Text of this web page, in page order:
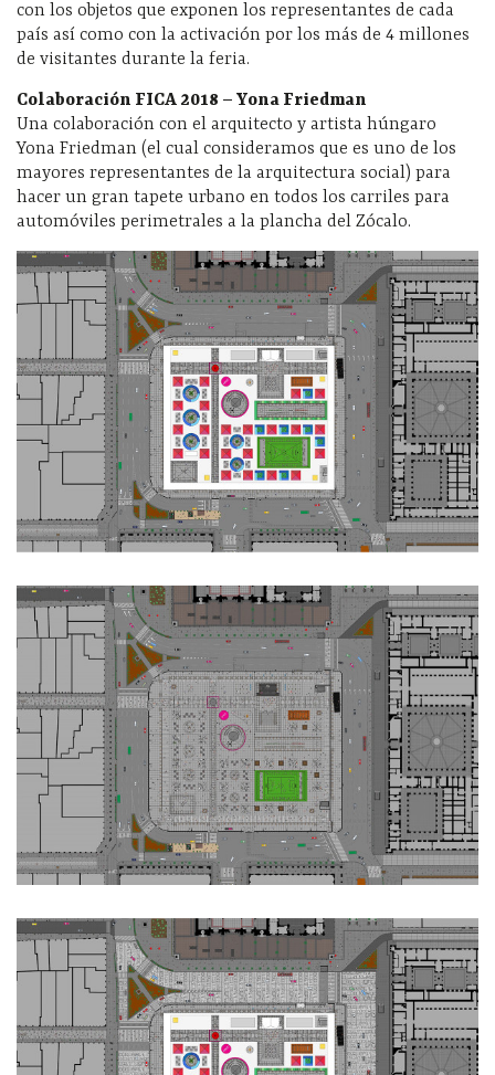
con los objetos que exponen los representantes de cada
país así como con la activación por los más de 4 millones
de visitantes durante la feria.
Colaboración FICA 2018 – Yona Friedman
Una colaboración con el arquitecto y artista húngaro
Yona Friedman (el cual consideramos que es uno de los
mayores representantes de la arquitectura social) para
hacer un gran tapete urbano en todos los carriles para
automóviles perimetrales a la plancha del Zócalo.